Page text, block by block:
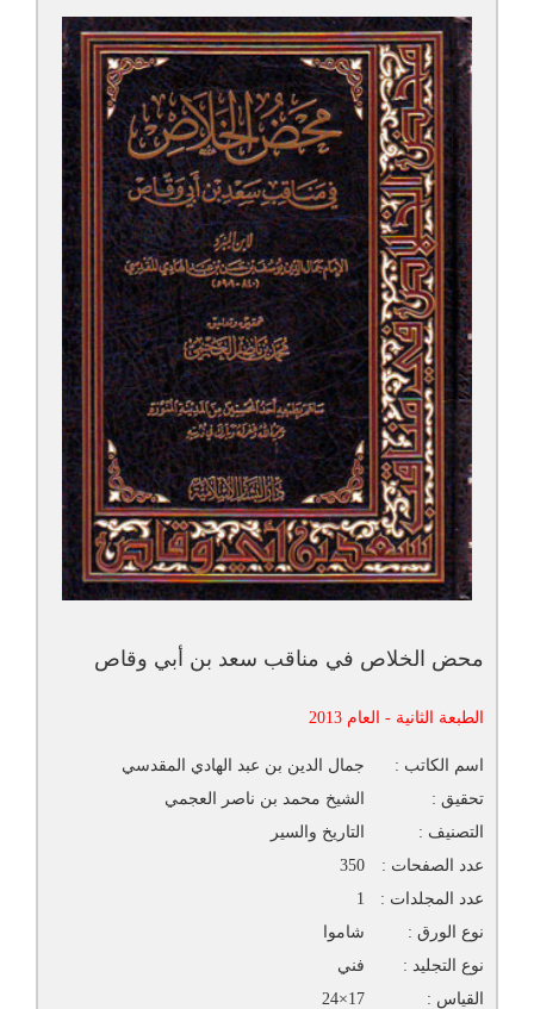
محض الخلاص في مناقب سعد بن أبي وقاص
الطبعة الثانية - العام 2013
اسم الكاتب :
جمال الدين بن عبد الهادي المقدسي
تحقيق :
الشيخ محمد بن ناصر العجمي
التصنيف :
التاريخ والسير
عدد الصفحات :
350
عدد المجلدات :
1
نوع الورق :
شاموا
نوع التجليد :
فني
القياس :
17×24